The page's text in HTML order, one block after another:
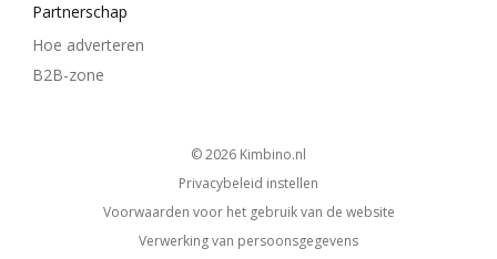
Partnerschap
Hoe adverteren
B2B-zone
© 2026
kimbino.nl
Privacybeleid instellen
Voorwaarden voor het gebruik van de website
Verwerking van persoonsgegevens